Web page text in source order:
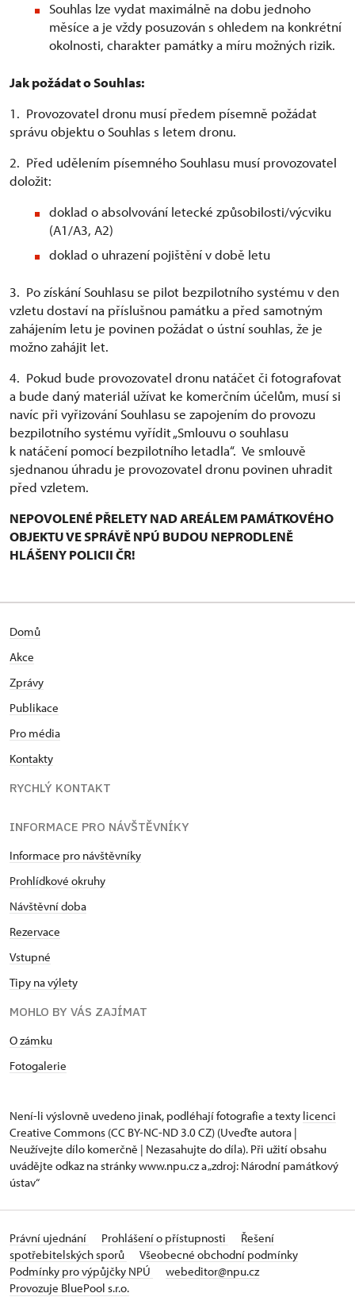
Souhlas lze vydat maximálně na dobu jednoho
měsíce a je vždy posuzován s ohledem na konkrétní
okolnosti, charakter památky a míru možných rizik.
Jak požádat o Souhlas:
1. Provozovatel dronu musí předem písemně požádat
správu objektu o Souhlas s letem dronu.
2. Před udělením písemného Souhlasu musí provozovatel
doložit:
doklad o absolvování letecké způsobilosti/výcviku
(A1/A3, A2)
doklad o uhrazení pojištění v době letu
3. Po získání Souhlasu se pilot bezpilotního systému v den
vzletu dostaví na příslušnou památku a před samotným
zahájením letu je povinen požádat o ústní souhlas, že je
možno zahájit let.
4. Pokud bude provozovatel dronu natáčet či fotografovat
a bude daný materiál užívat ke komerčním účelům, musí si
navíc při vyřizování Souhlasu se zapojením do provozu
bezpilotního systému vyřídit „Smlouvu o souhlasu
k natáčení pomocí bezpilotního letadla“. Ve smlouvě
sjednanou úhradu je provozovatel dronu povinen uhradit
před vzletem.
NEPOVOLENÉ PŘELETY NAD AREÁLEM PAMÁTKOVÉHO
OBJEKTU VE SPRÁVĚ NPÚ BUDOU NEPRODLENĚ
HLÁŠENY POLICII ČR!
Domů
Akce
Zprávy
Publikace
Pro média
Kontakty
RYCHLÝ KONTAKT
INFORMACE PRO NÁVŠTĚVNÍKY
Informace pro návštěvníky
Prohlídkové okruhy
Návštěvní doba
Rezervace
Vstupné
Tipy na výlety
MOHLO BY VÁS ZAJÍMAT
O zámku
Fotogalerie
Není-li výslovně uvedeno jinak, podléhají fotografie a texty licenci
Creative Commons (CC BY-NC-ND 3.0 CZ) (Uveďte autora |
Neužívejte dílo komerčně | Nezasahujte do díla). Při užití obsahu
uvádějte odkaz na stránky www.npu.cz a „zdroj: Národní památkový
ústav“
Právní ujednání Prohlášení o přístupnosti
Řešení
spotřebitelských sporů
Všeobecné obchodní podmínky
Podmínky pro výpůjčky NPÚ
webeditor@npu.cz
Provozuje BluePool s.r.o.